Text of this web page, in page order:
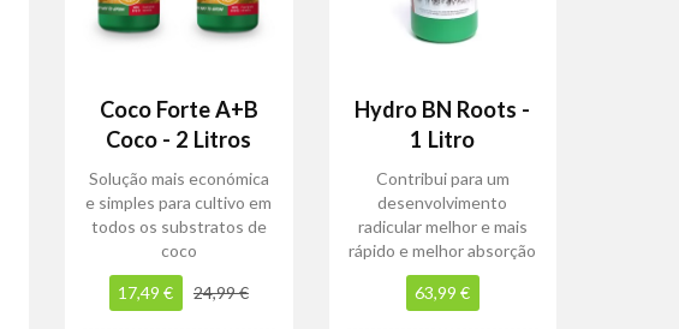
Coco Forte A+B
Coco - 2 Litros
Solução mais económica
e simples para cultivo em
todos os substratos de
coco
17,49 € 24,99 €
Hydro BN Roots -
1 Litro
Contribui para um
desenvolvimento
radicular melhor e mais
rápido e melhor absorção
63,99 €